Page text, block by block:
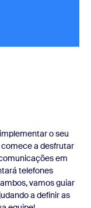
o seu
a desfrutar
em
telefones
vamos guiar
a definir as